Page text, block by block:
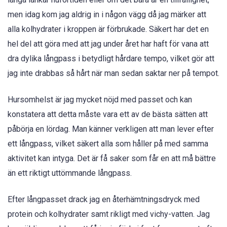
men idag kom jag aldrig in i någon vägg då jag märker att
alla kolhydrater i kroppen är förbrukade. Säkert har det en
hel del att göra med att jag under året har haft för vana att
dra dylika långpass i betydligt hårdare tempo, vilket gör att
jag inte drabbas så hårt när man sedan saktar ner på tempot.
Hursomhelst är jag mycket nöjd med passet och kan
konstatera att detta måste vara ett av de bästa sätten att
påbörja en lördag. Man känner verkligen att man lever efter
ett långpass, vilket säkert alla som håller på med samma
aktivitet kan intyga. Det är få saker som får en att må bättre
än ett riktigt uttömmande långpass.
Efter långpasset drack jag en återhämtningsdryck med
protein och kolhydrater samt rikligt med vichy-vatten. Jag